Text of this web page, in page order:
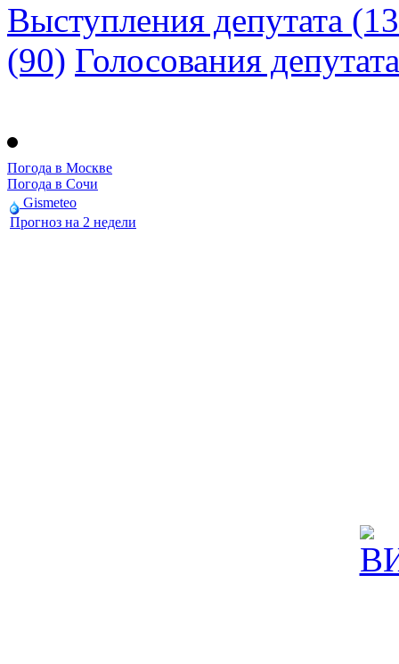
Выступления депутата
(90) Голосования депутата
Погода в Москве
Погода в Сочи
Gismeteo
Прогноз на 2 недели